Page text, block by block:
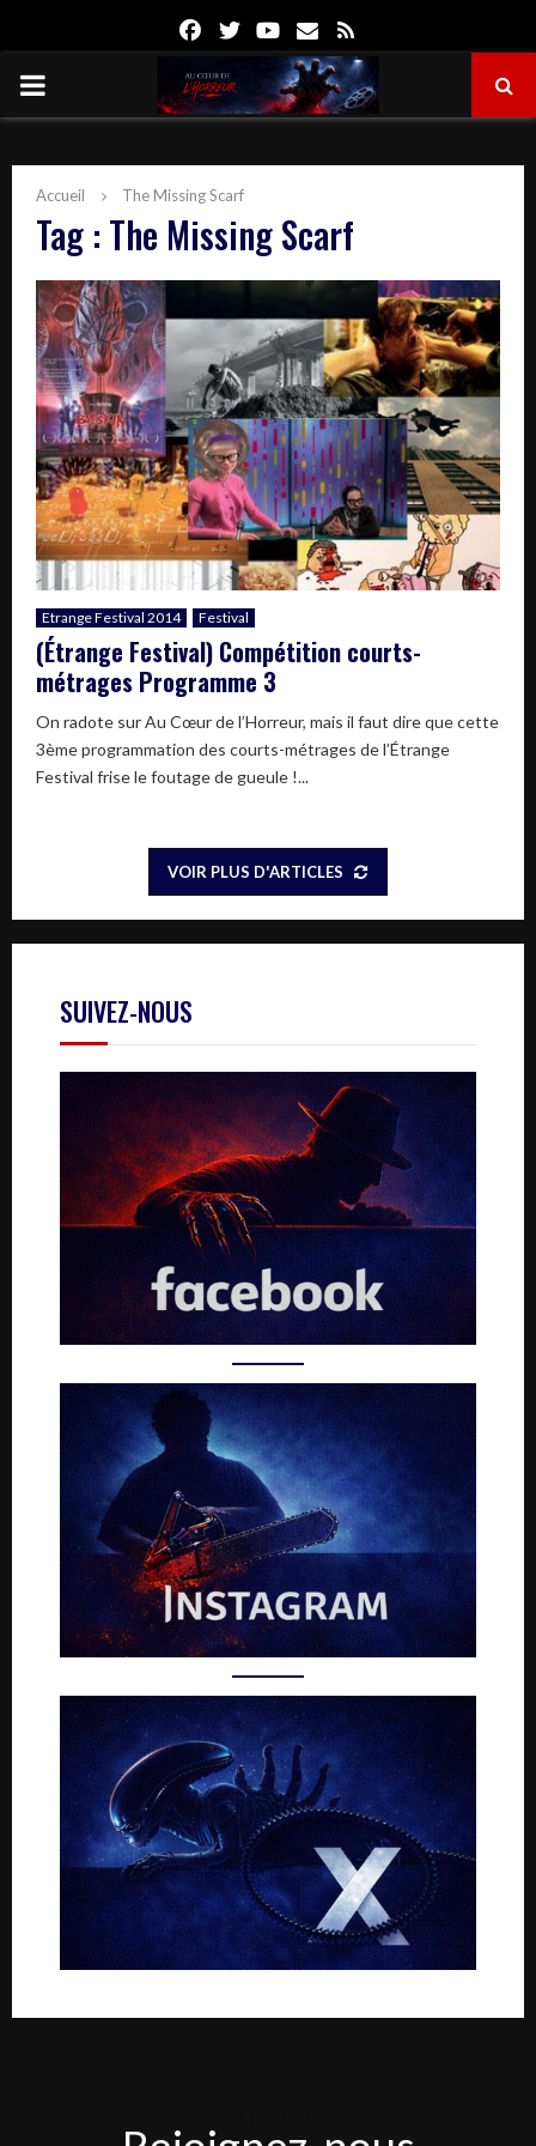
FacebookTwitterYoutube
Email
PRIMARY
Accueil The Missing Scarf
Tag : The Missing Scarf
Etrange Festival 2014 Festival
(Étrange Festival) Compétition courts-
métrages Programme 3
On radote sur Au Cœur de l’Horreur, mais il faut dire que cette
3ème programmation des courts-métrages de l’Étrange
Festival frise le foutage de gueule !...
VOIR PLUS D'ARTICLES
SUIVEZ-NOUS